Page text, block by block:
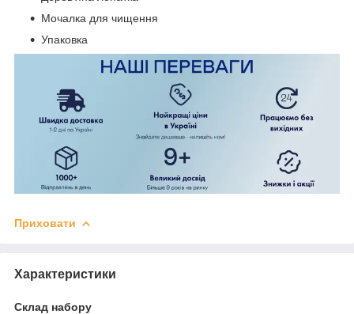
Мочалка для чищення
Упаковка
Приховати
Характеристики
Склад набору